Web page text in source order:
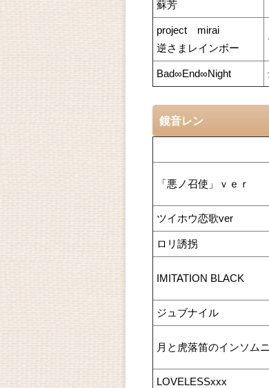
蘇芳
project mirai
逆さまレインボー
Bad∞End∞Night
鏡音レン
「悪ノ召使」ｖｅｒ
ツイホウ恋歌ver
ロリ誘拐
IMITATION BLACK
ジュブナイル
月と虎落笛のインソム
LOVELESSxxx